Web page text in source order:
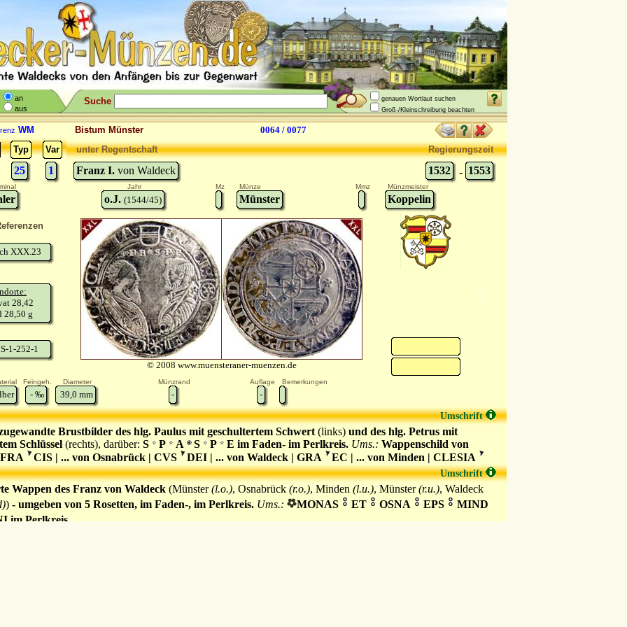
an
aus
Suche
genauen Wortlaut suchen
Groß-/Kleinschreibung beachten
WM Bistum Münster
0064 / 0077
Typ Var
25 1
unter Regentschaft Regierungszeit
Franz I. von Waldeck 1532 - 1553
Jahr Mz Münze Mmz Münzmeister
o.J. (1544/45) Münster Koppelin
XXX.23
28,42
28,50 g
1-252-1
© 2008 www.muensteraner-muenzen.de
Feingeh. Diameter Münzrand Auflage Bemerkungen
- ‰ 39,0 mm - -
Umschrift
Brustbilder des hlg. Paulus mit geschultertem Schwert (links) und des hlg. Petrus mit
Schlüssel (rechts), darüber: S P A S P E im Faden- im Perlkreis. Ums.: Wappenschild von
CIS | ... von Osnabrück | CVS DEI | ... von Waldeck | GRA
EC | ... von Minden | CLESIA
Umschrift
Wappen des Franz von Waldeck (Münster(l.o.), Osnabrück (r.o.), Minden (l.u.), Münster(r.u.), Waldeck
) - umgeben von 5 Rosetten, im Faden-, im Perlkreis. Ums.: MONAS ET OSNA EPS
MIND
im Perlkreis